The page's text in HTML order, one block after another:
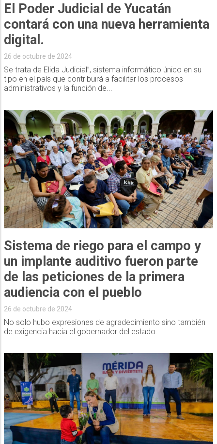
El Poder Judicial de Yucatán
contará con una nueva herramienta
digital.
26 de octubre de 2024
Se trata de Elida Judicial”, sistema informático único en su
tipo en el país que contribuirá a facilitar los procesos
administrativos y la función de...
Sistema de riego para el campo y
un implante auditivo fueron parte
de las peticiones de la primera
audiencia con el pueblo
26 de octubre de 2024
No solo hubo expresiones de agradecimiento sino también
de exigencia hacia el gobernador del estado.